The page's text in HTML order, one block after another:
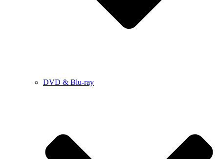
DVD & Blu-ray